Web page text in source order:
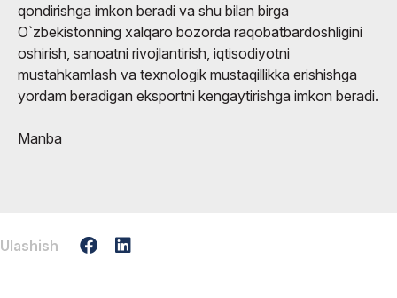
qondirishga imkon beradi va shu bilan birga
O`zbekistonning xalqaro bozorda raqobatbardoshligini
oshirish, sanoatni rivojlantirish, iqtisodiyotni
mustahkamlash va texnologik mustaqillikka erishishga
yordam beradigan eksportni kengaytirishga imkon beradi.
Manba
Ulashish